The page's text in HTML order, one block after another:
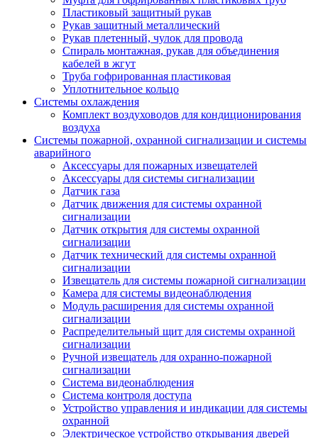
Пластиковый защитный рукав
Рукав защитный металлический
Рукав плетенный, чулок для провода
Спираль монтажная, рукав для объединения
кабелей в жгут
Труба гофрированная пластиковая
Уплотнительное кольцо
Системы охлаждения
Комплект воздуховодов для кондиционирования
воздуха
Системы пожарной, охранной сигнализации и системы
аварийного
Аксессуары для пожарных извещателей
Аксессуары для системы сигнализации
Датчик газа
Датчик движения для системы охранной
сигнализации
Датчик открытия для системы охранной
сигнализации
Датчик технический для системы охранной
сигнализации
Извещатель для системы пожарной сигнализации
Камера для системы видеонаблюдения
Модуль расширения для системы охранной
сигнализации
Распределительный щит для системы охранной
сигнализации
Ручной извещатель для охранно-пожарной
сигнализации
Система видеонаблюдения
Система контроля доступа
Устройство управления и индикации для системы
охранной
Электрическое устройство открывания дверей